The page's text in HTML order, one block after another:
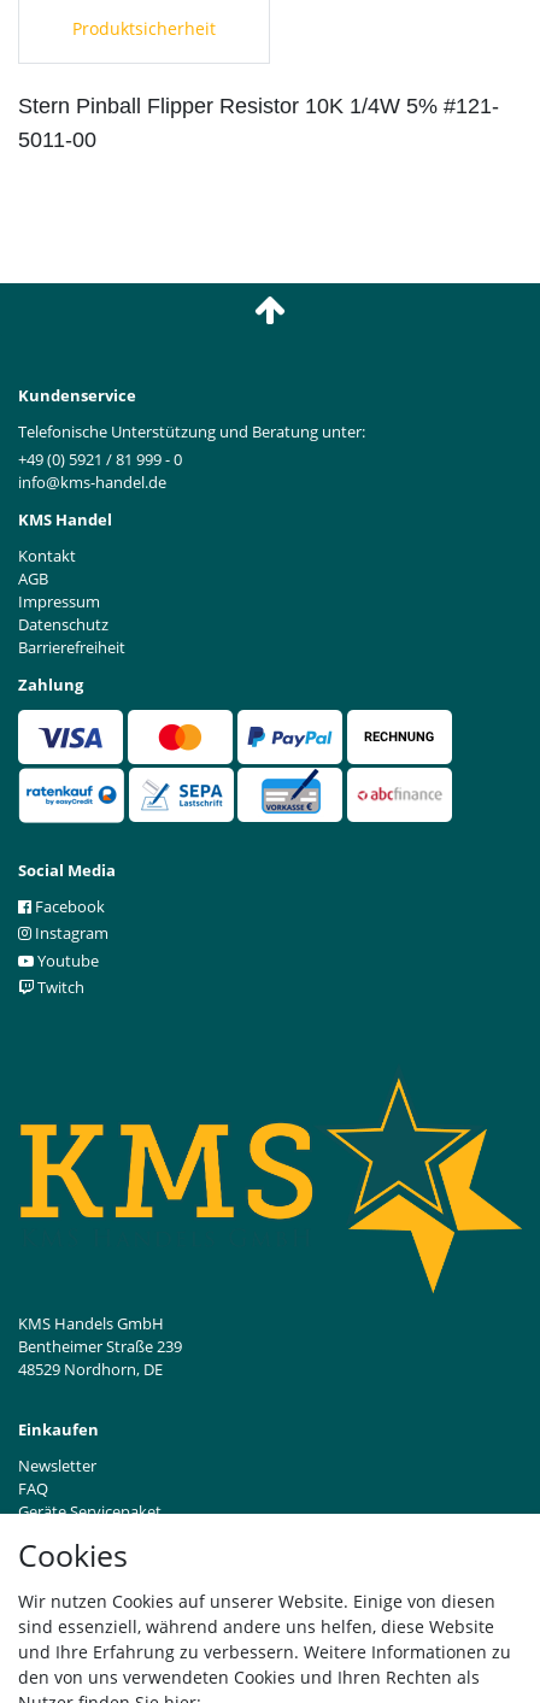
Cookies
Wir nutzen Cookies auf unserer Website. Einige von diesen
sind essenziell, während andere uns helfen, diese Website
und Ihre Erfahrung zu verbessern. Weitere Informationen zu
den von uns verwendeten Cookies und Ihren Rechten als
Produktsicherheit
Stern Pinball Flipper Resistor 10K 1/4W 5% #121-
5011-00
Kundenservice
Telefonische Unterstützung und Beratung unter:
+49 (0) 5921 / 81 999 - 0
info@kms-handel.de
KMS Handel
Kontakt
AGB
Impressum
Datenschutz
Barrierefreiheit
Zahlung
Social Media
Facebook
Instagram
Youtube
Twitch
KMS Handels GmbH
Bentheimer Straße 239
48529 Nordhorn, DE
Einkaufen
Newsletter
FAQ
Geräte Servicepaket
Händleranfragen B2B
Widerrufsrecht
Vertrag widerrufen
Versand